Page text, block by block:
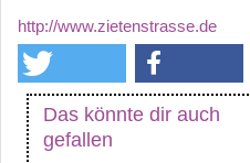
http://www.zietenstrasse.de
Das könnte dir auch
gefallen